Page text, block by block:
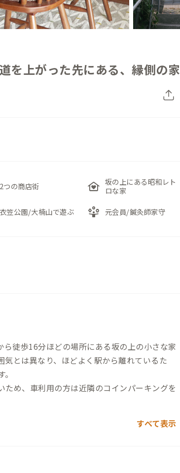
を上がった先にある、縁側の家
2つの商店街 family_home 坂の上にある昭和レト
ロな家
衣笠公園/大楠山で遊ぶ person_play 元会員/鍼灸師家守
徒歩16分ほどの場所にある坂の上の小さな家
気とは異なり、ほどよく駅から離れているた
ため、車利用の方は近隣のコインパーキングを
り、庭や池を眺めることができます。リビン
すべて表示